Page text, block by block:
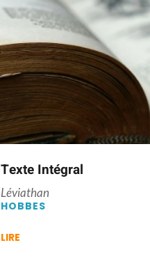
Texte Intégral
Léviathan
HOBBES
LIRE